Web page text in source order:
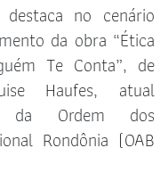
no cenário
da obra “Ética
Te Conta”, de
Haufes, atual
da Ordem dos
Rondônia (OAB